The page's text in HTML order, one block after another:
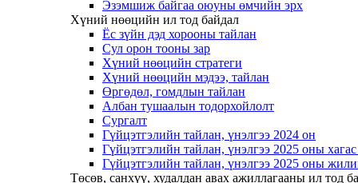
Эзэмшиж байгаа оюуны өмчийн эрх
Хүний нөөцийн ил тод байдал
Ёс зүйн дэд хорооны тайлан
Сул орон тооны зар
Хүний нөөцийн стратеги
Хүний нөөцийн мэдээ, тайлан
Өргөдөл, гомдлын тайлан
Албан тушаалын тодорхойлолт
Сургалт
Гүйцэтгэлийн тайлан, үнэлгээ 2024 он
Гүйцэтгэлийн тайлан, үнэлгээ 2025 оны
Гүйцэтгэлийн тайлан, үнэлгээ 2025 оны
Төсөв, санхүү, худалдан авах ажиллагааны ил тод